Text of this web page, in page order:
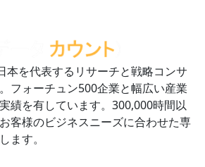
本を代表するリサーチと戦略コンサ
フォーチュン500企業と幅広い産業
績を有しています。300,000時間以
客様のビジネスニーズに合わせた専
ます。